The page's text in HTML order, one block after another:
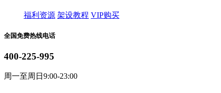
福利资源 架设教程 VIP购买
全国免费热线电话
400-225-995
周一至周日9:00-23:00